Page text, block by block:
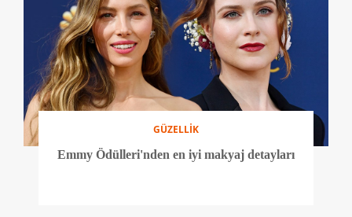
GÜZELLİK
Emmy Ödülleri'nden en iyi makyaj detayları